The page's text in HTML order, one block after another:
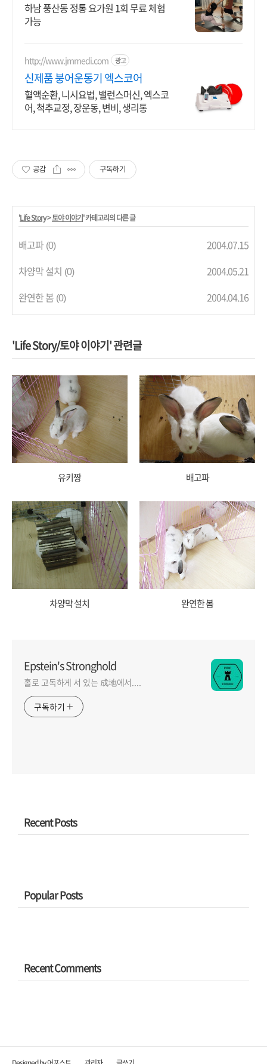
하남 풍산동 정통 요가원 1회 무료 체험
가능
http://www.jmmedi.com 광고
신제품 붕어운동기 엑스코어
혈액순환, 니시요법, 밸런스머신, 엑스코
어, 척추교정, 장운동, 변비, 생리통
공감 구독하기
'Life Story>토야 이야기' 카테고리의 다른 글
배고파 (0)
2004.07.15
차양막 설치 (0)
2004.05.21
완연한 봄 (0) 2004.04.16
'Life Story/토야 이야기' 관련글
유키짱 배고파
차양막 설치 완연한 봄
Epstein's Stronghold
홀로 고독하게 서 있는 成地에서....
구독하기
Recent Posts
Popular Posts
Recent Comments